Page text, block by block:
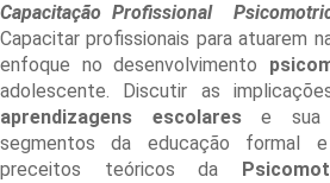
Capacitação Profissional
Capacitar profissionais para atuarem
enfoque no desenvolvimento
adolescente. Discutir as
aprendizagens escolarese sua
segmentos da educação formal
preceitos teóricos da